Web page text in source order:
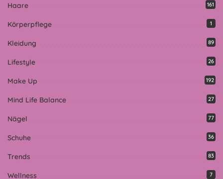
Haare 161
Körperpflege 1
Kleidung 89
Lifestyle 26
Make Up 192
Mind Life Balance 27
Nägel 77
Schuhe 36
Trends 83
Wellness 7